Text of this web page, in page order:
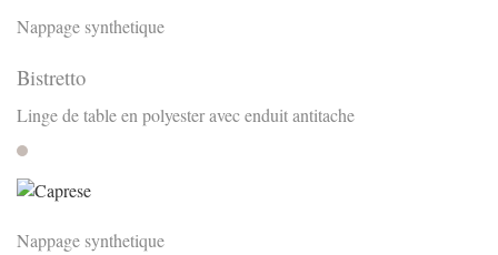
Nappage synthetique
Bistretto
Linge de table en polyester avec enduit antitache
Stone
Nappage synthetique